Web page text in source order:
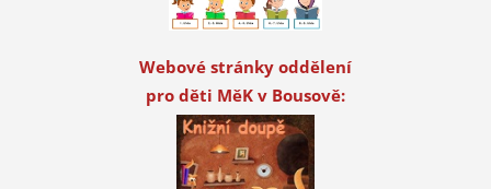
Webové stránky oddělení
pro děti MěK v Bousově: